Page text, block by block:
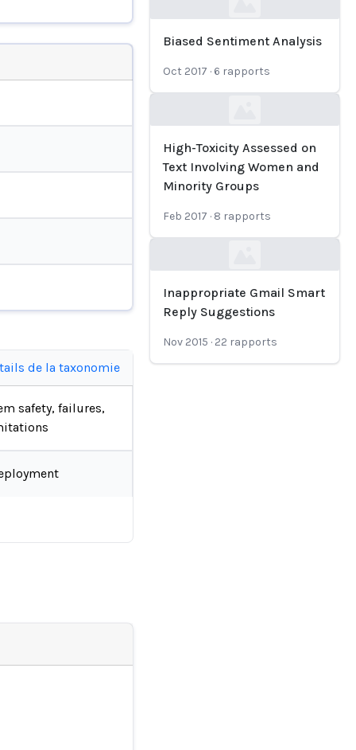
de la taxonomie
safety, failures,
Biased Sentiment Analysis
Oct 2017 · 6 rapports
High-Toxicity Assessed on
Text Involving Women and
Minority Groups
Feb 2017 · 8 rapports
Inappropriate Gmail Smart
Reply Suggestions
Nov 2015 · 22 rapports